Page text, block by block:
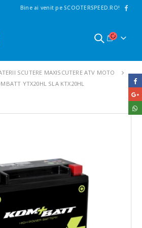
Bine ai venit pe SCOOTERSPEED.RO!
SCUTERE MAXISCUTERE ATV MOTO
YTX20HL SLA KTX20HL